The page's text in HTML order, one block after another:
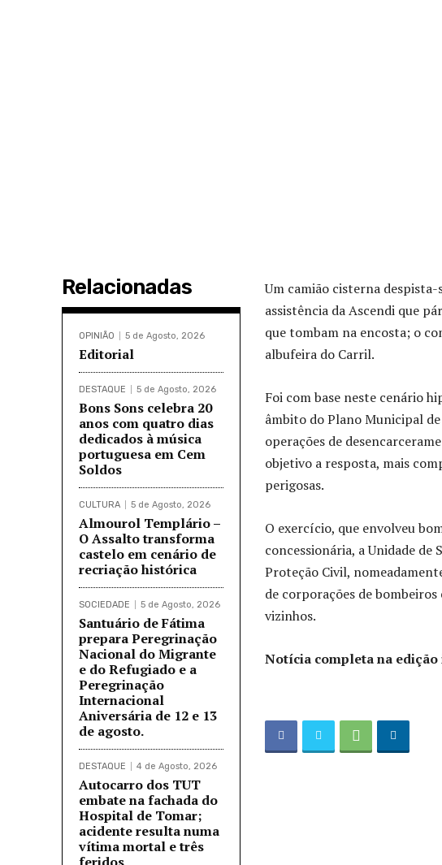
Relacionadas
OPINIÃO 5 de Agosto, 2026
Editorial
DESTAQUE 5 de Agosto, 2026
Bons Sons celebra 20
anos com quatro dias
dedicados à música
portuguesa em Cem
Soldos
CULTURA 5 de Agosto, 2026
Almourol Templário –
O Assalto transforma
castelo em cenário de
recriação histórica
SOCIEDADE 5 de Agosto, 2026
Santuário de Fátima
prepara Peregrinação
Nacional do Migrante
e do Refugiado e a
Peregrinação
Internacional
Aniversária de 12 e 13
de agosto.
DESTAQUE 4 de Agosto, 2026
Autocarro dos TUT
embate na fachada do
Hospital de Tomar;
acidente resulta numa
vítima mortal e três
Um camião cisterna
assistência da Ascendi que
que tombam na encosta; o
albufeira do Carril.
Foi com base neste cenário
âmbito do Plano Municipal
operações de
objetivo a resposta, mais
perigosas.
O exercício, que envolveu
concessionária, a Unidade de
Proteção Civil,
de corporações de
vizinhos.
Notícia completa na edição